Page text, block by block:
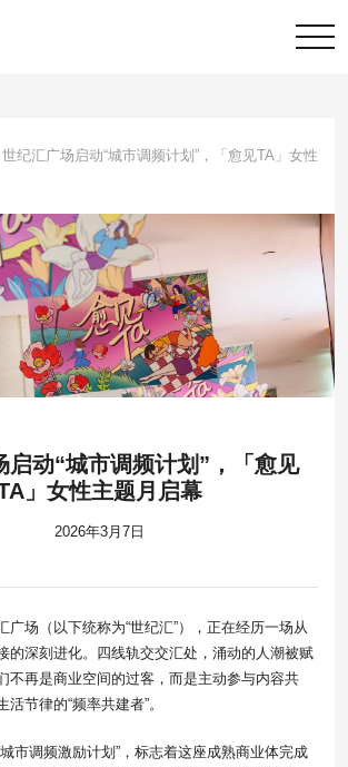
世纪汇广场启动“城市调频计划”，「愈见TA」女性
启动“城市调频计划”，「愈见
」女性主题月启幕
2026年3月7日
广场（以下统称为“世纪汇”），正在经历一场从
的深刻进化。四线轨交交汇处，涌动的人潮被赋
再是商业空间的过客，而是主动参与内容共
节律的“频率共建者”。
市调频激励计划”，标志着这座成熟商业体完成